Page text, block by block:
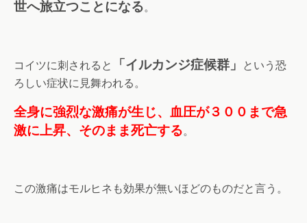
世へ旅立つことになる。
コイツに刺されると 「イルカンジ症候群」
という恐
ろしい症状に見舞われる。
全身に強烈な激痛が生じ、血圧が３００まで急
激に上昇、そのまま死亡する。
この激痛はモルヒネも効果が無いほどのものだと言う。